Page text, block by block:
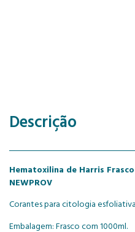
Descrição
Hematoxilina de Harris
NEWPROV
Corantes para citologia
Embalagem: Frasco com 1000ml.